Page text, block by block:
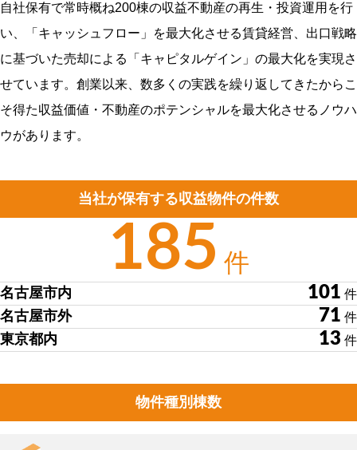
〒102-0083
東京都千代田区麹町三丁目12番4号 HP麹町ビル8階
Google map
TEL：03-6261-2990FAX：03-6261-2991
Mail：info@re-homeplannner.co.jp
自社保有で常時概ね200棟の収益不動産の再生・投資運用を行
い、「キャッシュフロー」を最大化させる賃貸経営、出口戦略
に基づいた売却による「キャピタルゲイン」の最大化を実現さ
せています。創業以来、数多くの実践を繰り返してきたからこ
そ得た収益価値・不動産のポテンシャルを最大化させるノウハ
ウがあります。
当社が保有する収益物件の件数
185 件
名古屋市内 101 件
名古屋市外 71 件
東京都内 13 件
物件種別棟数